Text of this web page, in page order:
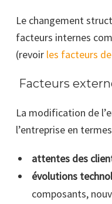
Le changement
facteurs internes
(revoir les facteurs
Facteurs
La modification de
l’entreprise en termes
attentes des
évolutions
composants,